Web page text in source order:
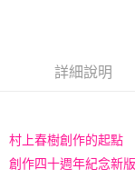
詳細說明
村上春樹創作的起點
創作四十週年紀念新版